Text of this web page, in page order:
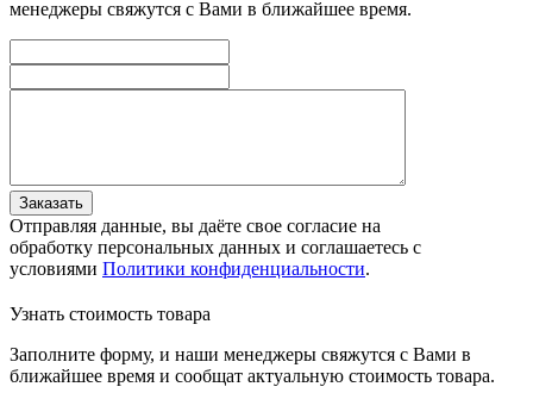
менеджеры свяжутся с Вами в ближайшее время.
Заказать
Отправляя данные, вы даёте свое согласие на
обработку персональных данных и соглашаетесь с
условиями Политики конфиденциальности.
Узнать стоимость товара
Заполните форму, и наши менеджеры свяжутся с Вами в
ближайшее время и сообщат актуальную стоимость товара.